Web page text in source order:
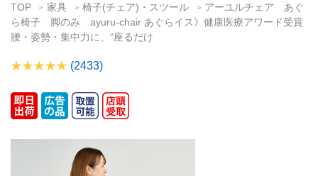
TOP 家具 椅子(チェア)・スツール
アーユルチェア あぐ
ら椅子 脚のみ ayuru-chair あぐらイス》健康医療アワード受賞
腰・姿勢・集中力に、“座るだけ
(2433)